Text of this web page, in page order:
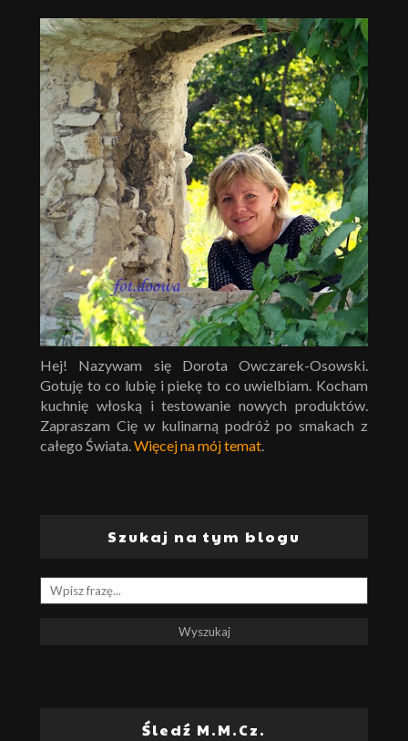
Hej! Nazywam się Dorota Owczarek-Osowski.
Gotuję to co lubię i piekę to co uwielbiam. Kocham
kuchnię włoską i testowanie nowych produktów.
Zapraszam Cię w kulinarną podróż po smakach z
całego Świata. Więcej na mój temat
Szukaj na tym blogu
Śledź M.M.Cz.